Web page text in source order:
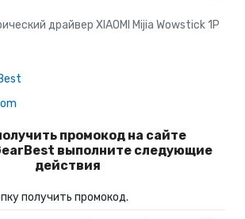
драйвер XIAOMI Mijia Wowstick 1P
промокод на сайте
выполните следующие
действия
получить промокод.